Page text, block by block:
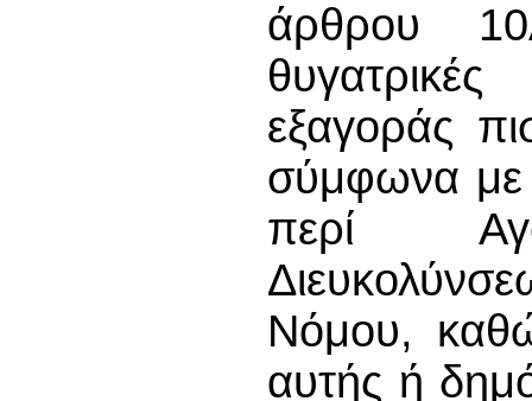
άρθρου
εξαγοράς
σύμφωνα με
περί
Νόμου,
αυτής ή